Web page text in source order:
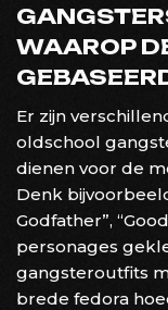
WAAROP
Er zijn
oldschool
dienen voor de
Denk
Godfather”,
personages
gangsteroutfits
brede fedora